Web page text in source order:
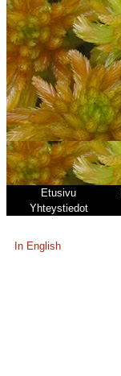
Etusivu
Yhteystiedot
In English